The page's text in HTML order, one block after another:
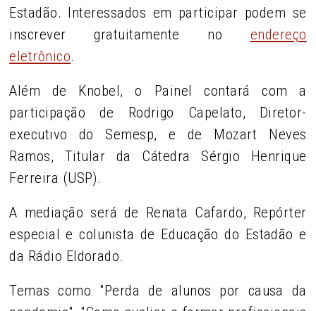
Estadão. Interessados em participar podem se
inscrever gratuitamente no endereço
eletrônico.
Além de Knobel, o Painel contará com a
participação de Rodrigo Capelato, Diretor-
executivo do Semesp, e de Mozart Neves
Ramos, Titular da Cátedra Sérgio Henrique
Ferreira (USP).
A mediação será de Renata Cafardo, Repórter
especial e colunista de Educação do Estadão e
da Rádio Eldorado.
Temas como "Perda de alunos por causa da